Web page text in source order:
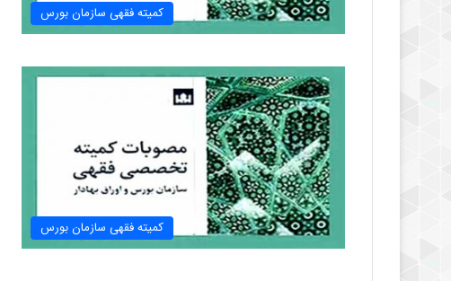
کمیته فقهی سازمان بورس
کمیته فقهی سازمان بورس